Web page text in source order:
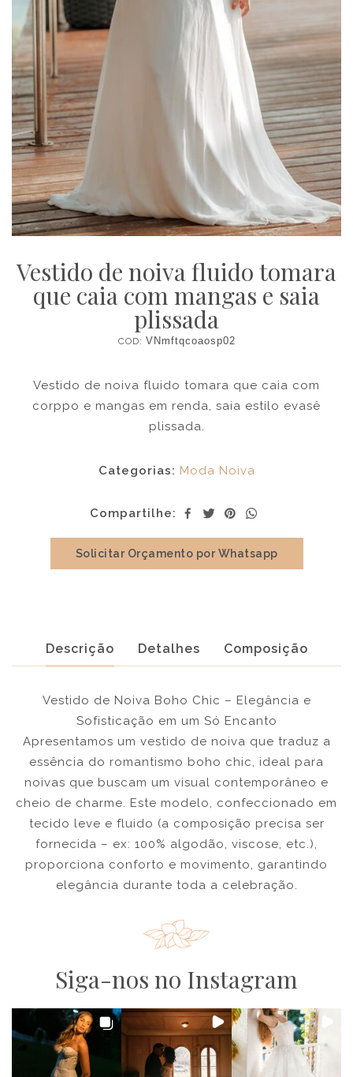
Vestido de noiva fluido tomara
que caia com mangas e saia
plissada
COD: VNmftqcoaosp02
Vestido de noiva fluido tomara que caia com
corppo e mangas em renda, saia estilo evasê
plissada.
Categorias: Moda Noiva
Compartilhe:
Solicitar Orçamento por Whatsapp
Descrição Detalhes Composição
Vestido de Noiva Boho Chic – Elegância e
Sofisticação em um Só Encanto
Apresentamos um vestido de noiva que traduz a
essência do romantismo boho chic, ideal para
noivas que buscam um visual contemporâneo e
cheio de charme. Este modelo, confeccionado em
tecido leve e fluido (a composição precisa ser
fornecida – ex: 100% algodão, viscose, etc.),
proporciona conforto e movimento, garantindo
elegância durante toda a celebração.
Siga-nos no Instagram